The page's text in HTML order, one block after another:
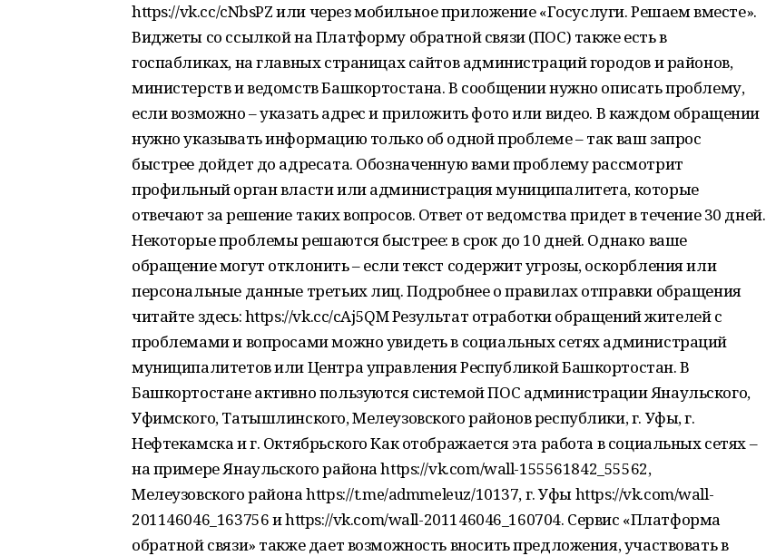
https://vk.cc/cNbsPZ или через мобильное приложение «Госуслуги. Решаем вместе».
Виджеты со ссылкой на Платформу обратной связи (ПОС) также есть в
госпабликах, на главных страницах сайтов администраций городов и районов,
министерств и ведомств Башкортостана. В сообщении нужно описать проблему,
если возможно – указать адрес и приложить фото или видео. В каждом обращении
нужно указывать информацию только об одной проблеме – так ваш запрос
быстрее дойдет до адресата. Обозначенную вами проблему рассмотрит
профильный орган власти или администрация муниципалитета, которые
отвечают за решение таких вопросов. Ответ от ведомства придет в течение 30 дней.
Некоторые проблемы решаются быстрее: в срок до 10 дней. Однако ваше
обращение могут отклонить – если текст содержит угрозы, оскорбления или
персональные данные третьих лиц. Подробнее о правилах отправки обращения
читайте здесь: https://vk.cc/cAj5QM Результат отработки обращений жителей с
проблемами и вопросами можно увидеть в социальных сетях администраций
муниципалитетов или Центра управления Республикой Башкортостан. В
Башкортостане активно пользуются системой ПОС администрации Янаульского,
Уфимского, Татышлинского, Мелеузовского районов республики, г. Уфы, г.
Нефтекамска и г. Октябрьского Как отображается эта работа в социальных сетях –
на примере Янаульского района https://vk.com/wall-155561842_55562,
Мелеузовского района https://t.me/admmeleuz/10137, г. Уфы https://vk.com/wall-
201146046_163756 и https://vk.com/wall-201146046_160704. Сервис «Платформа
обратной связи» также дает возможность вносить предложения, участвовать в